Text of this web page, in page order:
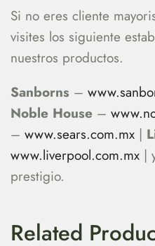
Si no eres cliente
visites los siguiente
nuestros productos.
Sanborns –
Noble House –
– www.sears.com.mx |
www.liverpool.com.mx |
prestigio.
Related